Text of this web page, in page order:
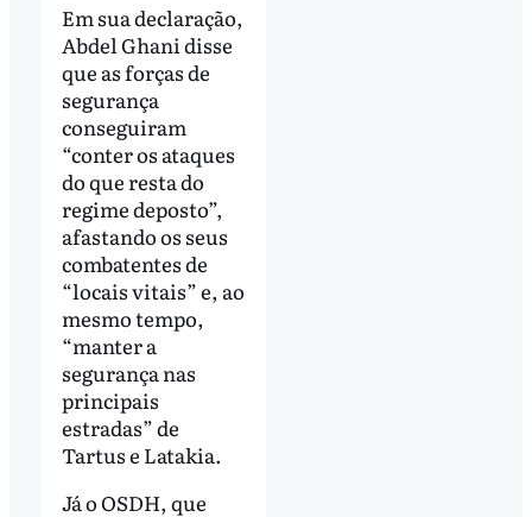
Em sua declaração,
Abdel Ghani disse
que as forças de
segurança
conseguiram
“conter os ataques
do que resta do
regime deposto”,
afastando os seus
combatentes de
“locais vitais” e, ao
mesmo tempo,
“manter a
segurança nas
principais
estradas” de
Tartus e Latakia.
Já o OSDH, que